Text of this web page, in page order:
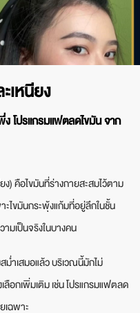
ะเหนียง
ง โปรแกรมแฟตลดไขมัน จาก
ง) คือไขมันที่ร่างกายสะสมไว้ตาม
ะไขมันกระพุ้งแก้มที่อยู่ลึกในชั้น
ามเป็นจริงในบางคน
ม่ำเสมอแล้ว บริเวณนี้มักไม่
ลือกเพิ่มเติม เช่น โปรแกรมแฟตลด
เฉพาะ